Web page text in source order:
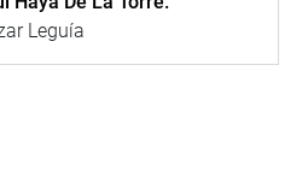
Leguía